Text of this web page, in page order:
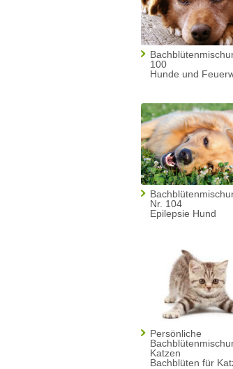
100
Hunde und
Nr. 104
Epilepsie Hund
Persönliche
Katzen
Bachblüten für